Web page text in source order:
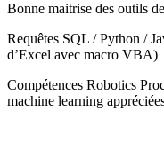
Bonne maitrise des outils
Requêtes SQL / Python /
d’Excel avec macro VBA)
Compétences Robotics
machine learning